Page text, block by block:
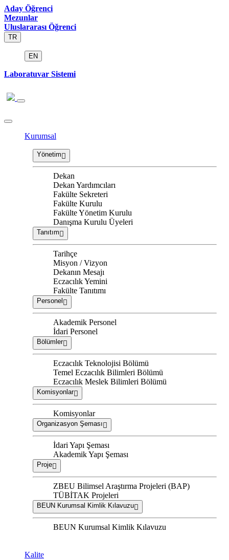
Aday Öğrenci
Mezunlar
Uluslararası Öğrenci
TR
EN
Laboratuvar Sistemi
Kurumsal
Yönetim
Dekan
Dekan Yardımcıları
Fakülte Sekreteri
Fakülte Kurulu
Fakülte Yönetim Kurulu
Danışma Kurulu Üyeleri
Tanıtım
Tarihçe
Misyon / Vizyon
Dekanın Mesajı
Eczacılık Yemini
Fakülte Tanıtımı
Personel
Akademik Personel
İdari Personel
Bölümler
Eczacılık Teknolojisi Bölümü
Temel Eczacılık Bilimleri Bölümü
Eczacılık Meslek Bilimleri Bölümü
Komisyonlar
Komisyonlar
Organizasyon Şeması
İdari Yapı Şeması
Akademik Yapı Şeması
Proje
ZBEU Bilimsel Araştırma Projeleri (BAP)
TÜBİTAK Projeleri
BEUN Kurumsal Kimlik Kılavuzu
BEUN Kurumsal Kimlik Kılavuzu
Kalite